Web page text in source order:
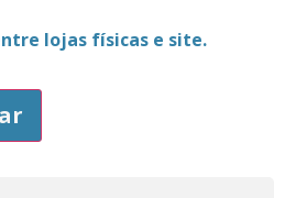
lojas físicas e site.